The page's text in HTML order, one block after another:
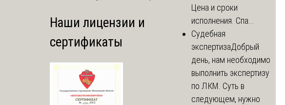
Наши лицензии и
сертификаты
Цена и сроки
исполнения. Спа...
Судебная
экспертизаДобрый
день, нам необходимо
выполнить экспертизу
по ЛКМ. Суть в
следующем, нужно